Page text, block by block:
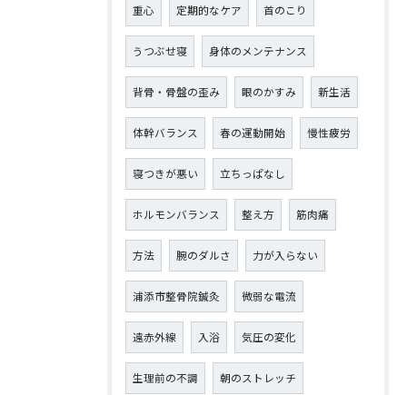
重心 定期的なケア 首のこり
うつぶせ寝 身体のメンテナンス
背骨・骨盤の歪み 眼のかすみ 新生活
体幹バランス 春の運動開始 慢性疲労
寝つきが悪い 立ちっぱなし
ホルモンバランス 整え方 筋肉痛
方法 腕のダルさ 力が入らない
浦添市整骨院鍼灸 微弱な電流
遠赤外線 入浴 気圧の変化
生理前の不調 朝のストレッチ